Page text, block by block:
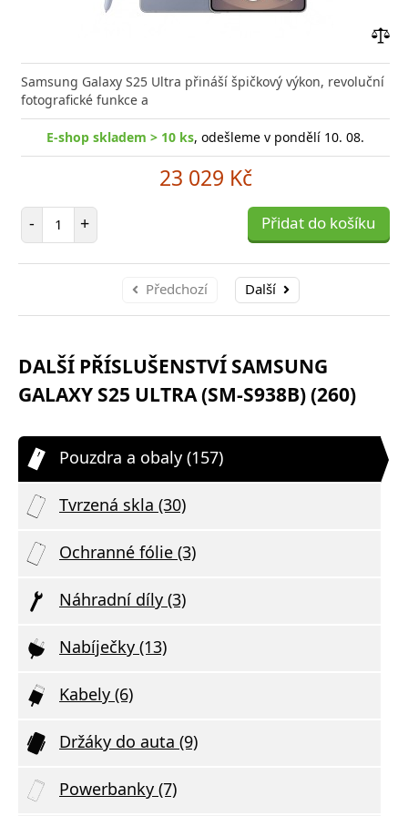
Samsung Galaxy S25 Ultra přináší špičkový výkon, revoluční
fotografické funkce a
E-shop skladem > 10 ks, odešleme v pondělí 10. 08.
23 029 Kč
- Počet položek
+ Přidat do košíku
Předchozí Další
DALŠÍ PŘÍSLUŠENSTVÍ SAMSUNG
GALAXY S25 ULTRA (SM-S938B) (260)
Pouzdra a obaly (157)
Tvrzená skla (30)
Ochranné fólie (3)
Náhradní díly (3)
Nabíječky (13)
Kabely (6)
Držáky do auta (9)
Powerbanky (7)